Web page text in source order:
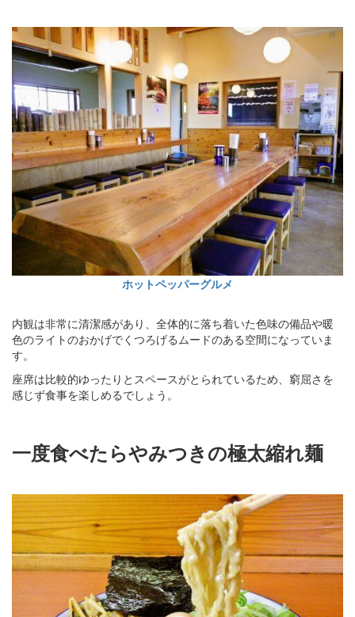
ホットペッパーグルメ
内観は非常に清潔感があり、全体的に落ち着いた色味の備品や暖
色のライトのおかげでくつろげるムードのある空間になっていま
す。
座席は比較的ゆったりとスペースがとられているため、窮屈さを
感じず食事を楽しめるでしょう。
一度食べたらやみつきの極太縮れ麺